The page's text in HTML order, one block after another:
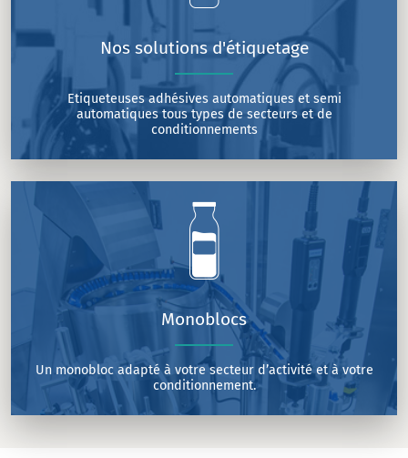
Nos solutions d'étiquetage
Etiqueteuses adhésives automatiques et semi
automatiques tous types de secteurs et de
conditionnements
Monoblocs
Un monobloc adapté à votre secteur d’activité et à votre
conditionnement.